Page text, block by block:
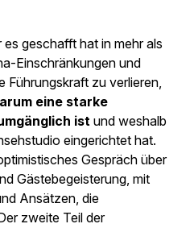
geschafft hat in mehr als
Einschränkungen und
Führungskraft zu verlieren,
eine starke
ist und weshalb
eingerichtet hat.
Gespräch über
Gästebegeisterung, mit
Ansätzen, die
zweite Teil der